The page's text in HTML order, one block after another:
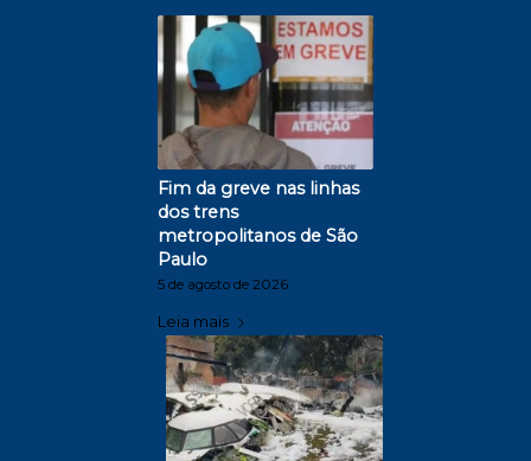
Fim da greve nas linhas
dos trens
metropolitanos de São
Paulo
5 de agosto de 2026
Leia mais